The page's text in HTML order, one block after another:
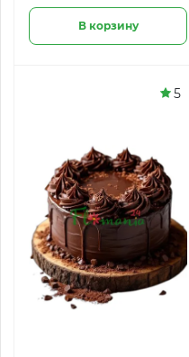
В корзину
5